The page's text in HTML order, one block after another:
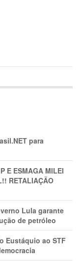
para
E ESMAGA MILEI
RETALIAÇÃO
Lula garante
de petróleo
Eustáquio ao STF